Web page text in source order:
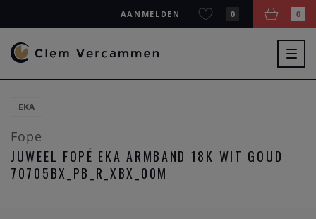
AANMELDEN 0 0
EKA
Fope
JUWEEL FOPÉ EKA ARMBAND 18K WIT GOUD
70705BX_PB_R_XBX_00M